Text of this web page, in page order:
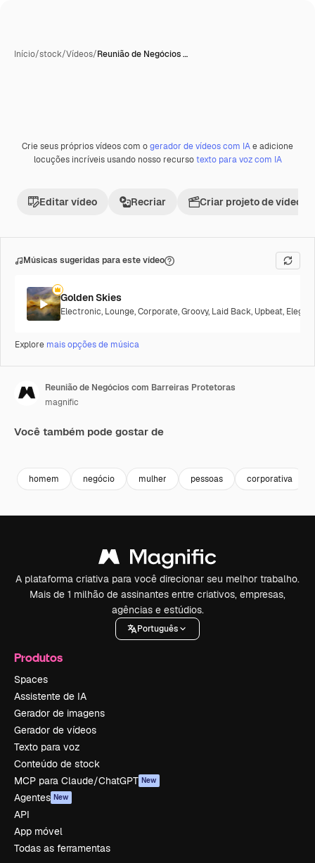
Início/stock/Vídeos/Reunião de Negócios …
Crie seus próprios vídeos com ogerador de vídeos com IAe adicione
locuções incríveis usando nosso recursotexto para voz com IA
Editar vídeo Recriar Criar projeto de vídeo
Músicas sugeridas para este vídeo
Golden Skies
Electronic, Lounge,Corporate,Groovy, Laid Back, Upbeat,
Explore mais opções de música
Reunião de Negócios com Barreiras Protetoras
magnific
Você também pode gostar de
homem negócio mulher pessoas corporativa
A plataforma criativa para você direcionar seu melhor trabalho.
Mais de 1 milhão de assinantes entre criativos, empresas,
agências e estúdios.
Português
Produtos
Spaces
Assistente de IA
Gerador de imagens
Gerador de vídeos
Texto para voz
Conteúdo de stock
MCP para Claude/ChatGPT New
Agentes New
API
App móvel
Todas as ferramentas